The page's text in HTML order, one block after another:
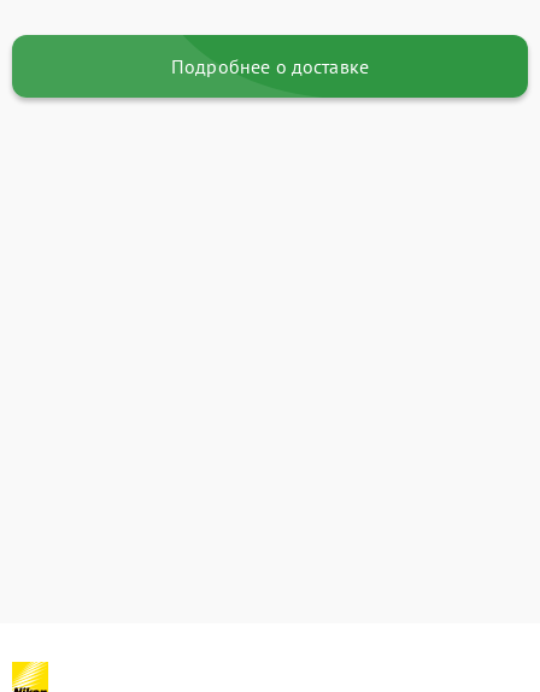
Подробнее о доставке